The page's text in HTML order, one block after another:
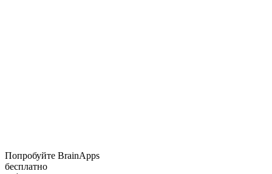
Попробуйте BrainApps
бесплатно